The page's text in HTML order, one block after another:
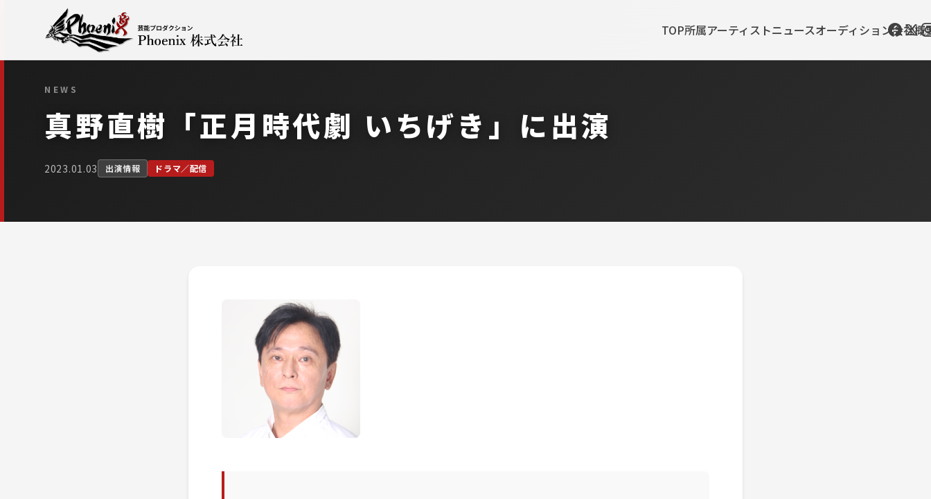
TOP所属アーティストニュースオーディション会社概
NEWS
真野直樹「正月時代劇 いちげき」に出演
2023.01.03 出演情報 ドラマ／配信